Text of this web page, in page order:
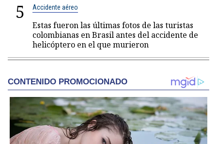
5 Accidente aéreo
Estas fueron las últimas fotos de las turistas
colombianas en Brasil antes del accidente de
helicóptero en el que murieron